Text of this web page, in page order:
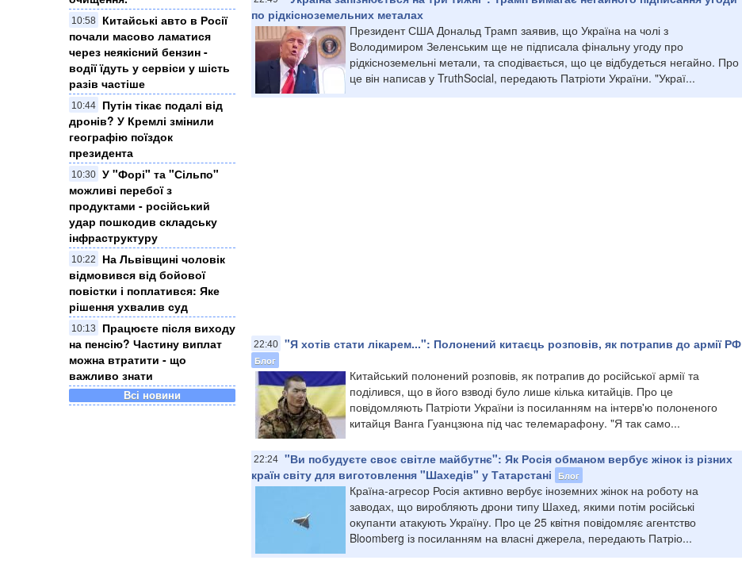
10:58
Китайські авто в Росії
почали масово ламатися
через неякісний бензин -
водії їдуть у сервіси у шість
разів частіше
10:44
Путін тікає подалі від
дронів? У Кремлі змінили
географію поїздок
президента
10:30 У "Форі" та "Сільпо"
можливі перебої з
продуктами - російський
удар пошкодив складську
інфраструктуру
10:22
На Львівщині чоловік
відмовився від бойової
повістки і поплатився: Яке
рішення ухвалив суд
10:13
Працюєте після виходу
на пенсію? Частину виплат
можна втратити - що
важливо знати
Всі новини
по рідкісноземельних металах
Президент США Дональд Трамп заявив, що Україна на чолі з
Володимиром Зеленським ще не підписала фінальну угоду про
рідкісноземельні метали, та сподівається, що це відбудеться негайно. Про
це він написав у TruthSocial, передають Патріоти України. "Украї...
22:40 "Я хотів стати лікарем...": Полонений китаєць розповів, як потрапив до армії РФ
Блог
Китайський полонений розповів, як потрапив до російської армії та
поділився, що в його взводі було лише кілька китайців. Про це
повідомляють Патріоти України із посиланням на інтерв'ю полоненого
китайця Ванга Гуанцзюна під час телемарафону. "Я так само...
22:24 "Ви побудуєте своє світле майбутнє": Як Росія обманом вербує жінок із різних
країн світу для виготовлення "Шахедів" у Татарстані
Блог
Країна-агресор Росія активно вербує іноземних жінок на роботу на
заводах, що виробляють дрони типу Шахед, якими потім російські
окупанти атакують Україну. Про це 25 квітня повідомляє агентство
Bloomberg із посиланням на власні джерела, передають Патріо...